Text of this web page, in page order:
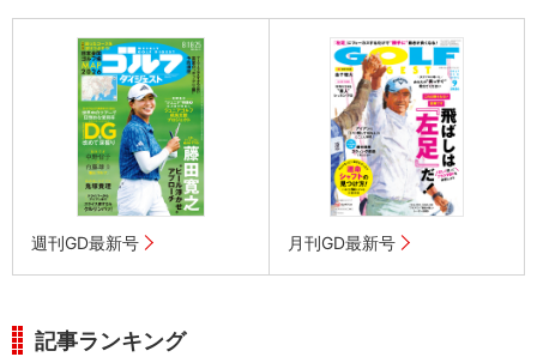
週刊GD最新号 月刊GD最新号
記事ランキング